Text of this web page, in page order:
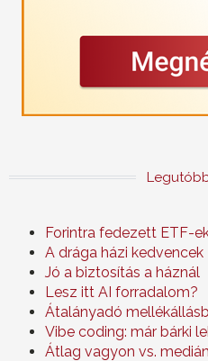
Forintra fedezett ETF-
A drága házi kedvencek
Jó a biztosítás a háznál
Lesz itt AI forradalom?
Átalányadó
Vibe coding: már bárki
Átlag vagyon vs.